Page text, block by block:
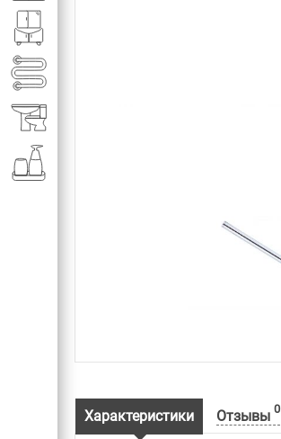
Характеристики Отзывы 0